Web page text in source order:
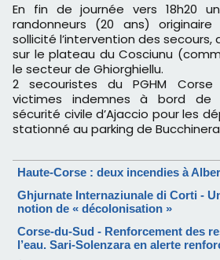
En fin de journée vers 18h20
randonneurs (20 ans)
sollicité l’intervention des secours,
sur le plateau du Cosciunu
le secteur de Ghiorghiellu.
2 secouristes du PGHM
victimes indemnes à bord de
sécurité civile d’Ajaccio pour les
stationné au parking de
Haute-Corse : deux incendies à
Ghjurnate Internaziunale di Corti -
notion de « décolonisation »
Corse-du-Sud - Renforcement des
l’eau. Sari-Solenzara en alerte